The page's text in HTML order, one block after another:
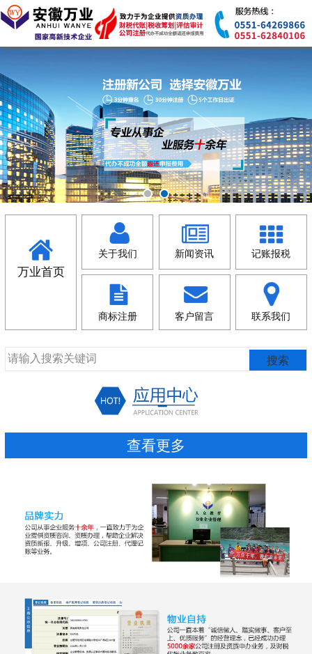
万业首页
关于我们 新闻资讯 记账报税
商标注册 客户留言 联系我们
查看更多